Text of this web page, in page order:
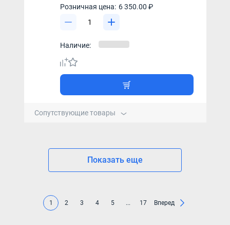
Розничная цена: 6 350.00 ₽
Наличие:
Сопутствующие товары
Показать еще
1 2 3 4 5 ... 17 Вперед